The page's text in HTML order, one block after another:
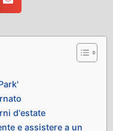
d'estate
e assistere a un